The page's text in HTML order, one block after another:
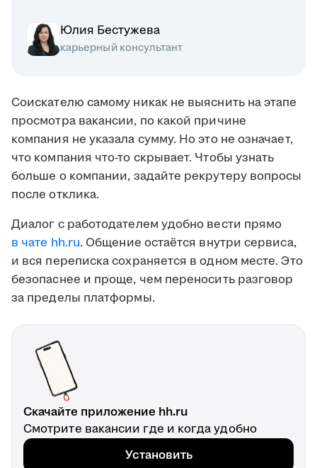
Юлия Бестужева
карьерный консультант
Соискателю самому никак не выяснить на этапе
просмотра вакансии, по какой причине
компания не указала сумму. Но это не означает,
что компания что-то скрывает. Чтобы узнать
больше о компании, задайте рекрутеру вопросы
после отклика.
Диалог с работодателем удобно вести прямо
в чате hh.ru. Общение остаётся внутри сервиса,
и вся переписка сохраняется в одном месте. Это
безопаснее и проще, чем переносить разговор
за пределы платформы.
Скачайте приложение hh.ru
Смотрите вакансии где и когда удобно
Установить